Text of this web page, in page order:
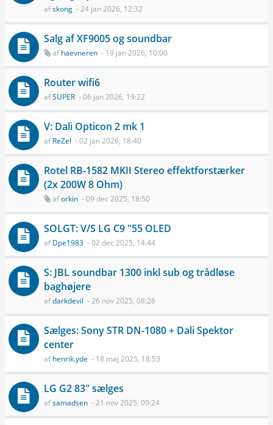
afskong - 24 jan 2026, 12:32
Salg af XF9005 og soundbar
afhaevneren - 19 jan 2026, 10:00
Router wifi6
afSUPER - 06 jan 2026, 19:22
V: Dali Opticon 2 mk 1
afReZel - 02 jan 2026, 18:40
Rotel RB-1582 MKII Stereo effektforstærker
(2x 200W 8 Ohm)
aforkin - 09 dec 2025, 18:50
SOLGT: V/S LG C9 "55 OLED
afDpe1983 - 02 dec 2025, 14:44
S: JBL soundbar 1300 inkl sub og trådløse
baghøjere
afdarkdevil - 26 nov 2025, 08:26
Sælges: Sony STR DN-1080 + Dali Spektor
center
afhenrik.yde - 18 maj 2025, 18:53
LG G2 83" sælges
afsamadsen - 21 nov 2025, 09:24